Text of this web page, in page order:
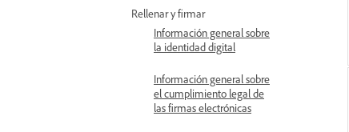
Rellenar y firmar
Información general sobre
la identidad digital
Información general sobre
el cumplimiento legal de
las firmas electrónicas